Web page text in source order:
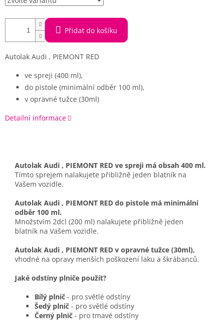
Přidat do košíku
Autolak Audi , PIEMONT RED
ve spreji (400 ml),
do pistole (minimální odběr 100 ml),
v opravné tužce (30ml)
Detailní informace
Autolak Audi , PIEMONT RED ve spreji má obsah 400 ml.
Tímto sprejem nalakujete přibližně jeden blatník na
Vašem vozidle.
Autolak Audi , PIEMONT RED do pistole má minimální
odběr 100 ml.
Množstvím 2dcl (200 ml) nalakujete přibližně jeden
blatník na Vašem vozidle.
Autolak Audi , PIEMONT RED v opravné tužce (30ml),
vhodné na opravy menších poškození laku a škrábanců.
Jaké odstíny plniče použít?
Bílý plnič - pro světlé odstíny
Šedý plnič - pro světlé odstíny
Černý plnič - pro tmavé odstíny